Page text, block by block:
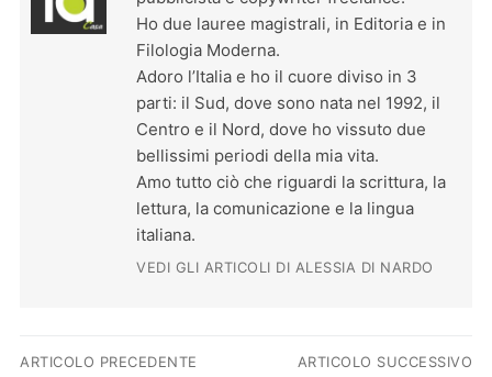
Ho due lauree magistrali, in Editoria e in
Filologia Moderna.
Adoro l’Italia e ho il cuore diviso in 3
parti: il Sud, dove sono nata nel 1992, il
Centro e il Nord, dove ho vissuto due
bellissimi periodi della mia vita.
Amo tutto ciò che riguardi la scrittura, la
lettura, la comunicazione e la lingua
italiana.
VEDI GLI ARTICOLI DI ALESSIA DI NARDO
Navigazione articoli
ARTICOLO PRECEDENTE ARTICOLO SUCCESSIVO